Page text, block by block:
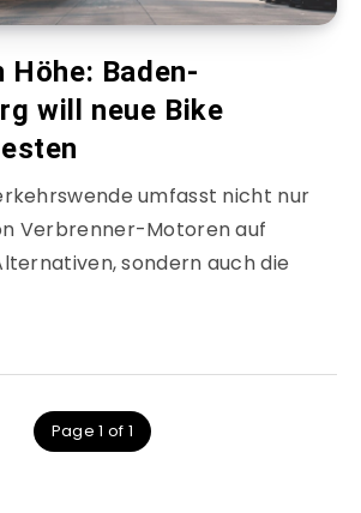
Höhe: Baden-
will neue Bike
umfasst nicht nur
Verbrenner-Motoren auf
sondern auch die
Page 1 of 1